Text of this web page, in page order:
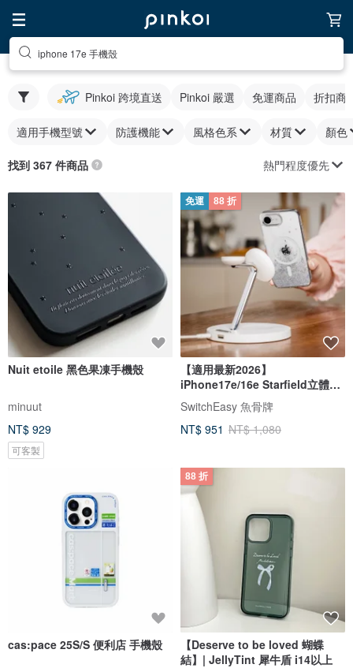
iphone 17e 手機殼
Pinkoi 跨境直送 Pinkoi 嚴選 免運商品 折扣商
適用手機型號 防護機能 風格色系 材質 顏色
找到 367 件商品 熱門程度優先
Nuit etoile 黑色果凍手機殼
minuut
NT$ 929
可客製
免運 88 折
【適用最新2026】
iPhone17e/16e Starfield立體星
砂防摔手機殼
SwitchEasy 魚骨牌
NT$ 951 NT$ 1,080
cas:pace 25S/S 便利店 手機殼
88 折
【Deserve to be loved 蝴蝶
結】| JellyTint 犀牛盾 i14以上